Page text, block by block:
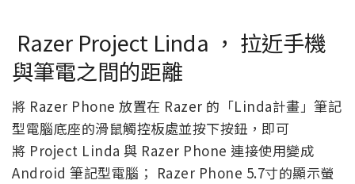
Razer Project Linda ， 拉近手機
與筆電之間的距離
將 Razer Phone 放置在 Razer 的「Linda計畫」筆記
型電腦底座的滑鼠觸控板處並按下按鈕，即可
將 Project Linda 與 Razer Phone 連接使用變成
Android 筆記型電腦； Razer Phone 5.7寸的顯示螢